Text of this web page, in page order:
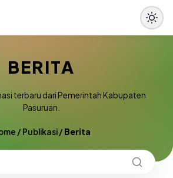
BERITA
terbaru dari Pemerintah Kabupaten
Pasuruan.
/Publikasi/Berita